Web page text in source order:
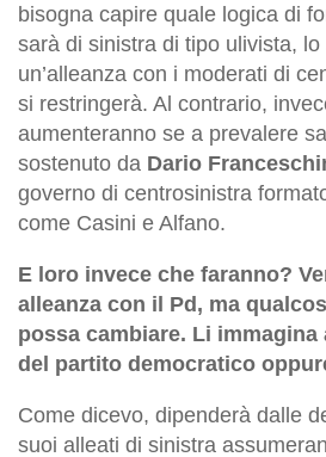
bisogna capire quale logica di
sarà di sinistra di tipo ulivista,
un’alleanza con i moderati di
si restringerà. Al contrario,
aumenteranno se a prevalere
sostenuto da Dario
governo di centrosinistra
come Casini e Alfano.
E loro invece che faranno?
alleanza con il Pd, ma
possa cambiare. Li
del partito democratico
Come dicevo, dipenderà dalle
suoi alleati di sinistra